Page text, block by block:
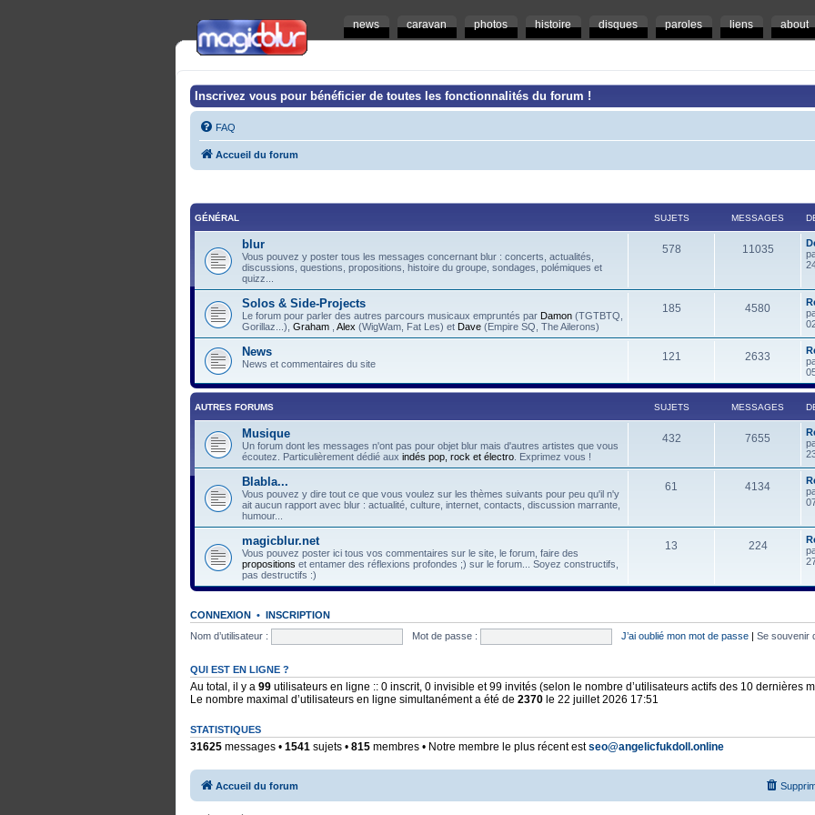
news caravan photos histoire disques paroles liens about
Inscrivez vous pour bénéficier de toutes les fonctionnalités du forum !
FAQ
Accueil du forum
GÉNÉRAL SUJETS MESSAGES
blur
Vous pouvez y poster tous les messages concernant blur : concerts, actualités,
discussions, questions, propositions, histoire du groupe, sondages, polémiques et
quizz...
578 11035
Solos & Side-Projects
Le forum pour parler des autres parcours musicaux empruntés par Damon (TGTBTQ,
Gorillaz...), Graham Alex (WigWam, Fat Les) et Dave (Empire SQ, The Ailerons)
185 4580
News
News et commentaires du site
121 2633
AUTRES FORUMS SUJETS MESSAGES
Musique
Un forum dont les messages n'ont pas pour objet blur mais d'autres artistes que vous
écoutez. Particulièrement dédié aux indés pop, rock et électro . Exprimez vous !
432 7655
Blabla...
Vous pouvez y dire tout ce que vous voulez sur les thèmes suivants pour peu qu'il n'y
ait aucun rapport avec blur : actualité, culture, internet, contacts, discussion marrante,
humour...
61 4134
magicblur.net
Vous pouvez poster ici tous vos commentaires sur le site, le forum, faire des
propositions et entamer des réflexions profondes ;) sur le forum... Soyez constructifs,
pas destructifs :)
13 224
CONNEXION • INSCRIPTION
Nom d’utilisateur :
Mot de passe : J’ai oublié mon mot de passe | Se souvenir
QUI EST EN LIGNE ?
Au total, il y a 99 utilisateurs en ligne :: 0 inscrit, 0 invisible et 99 invités (selon le nombre d’utilisateurs actifs des 10 dernières
Le nombre maximal d’utilisateurs en ligne simultanément a été de 2370 le 22 juillet 2026 17:51
STATISTIQUES
31625 messages • 1541 sujets • 815 membres • Notre membre le plus récent estseo@angelicfukdoll.online
Accueil du forum